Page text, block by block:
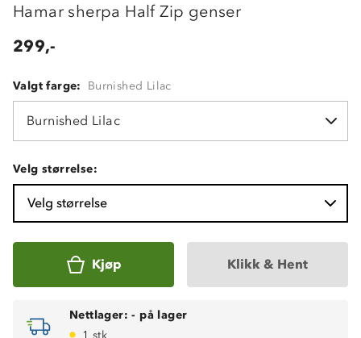
Hamar sherpa Half Zip genser
299,-
Valgt farge: Burnished Lilac
Burnished Lilac
Velg størrelse:
Velg størrelse
Kjøp Klikk & Hent
Nettlager: - på lager
1 stk